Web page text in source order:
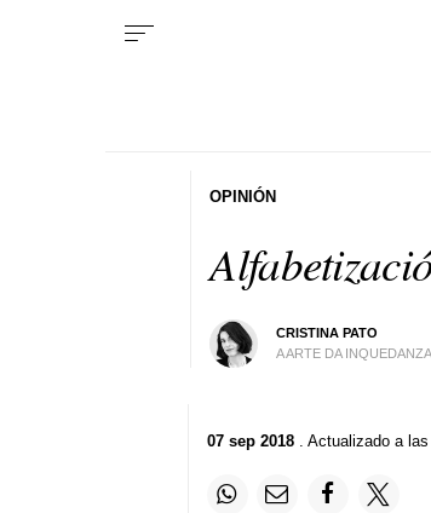
CRISTINA PATO
A ARTE DA INQUEDANZA
OPINIÓN
07 sep 2018. Actualizado a las